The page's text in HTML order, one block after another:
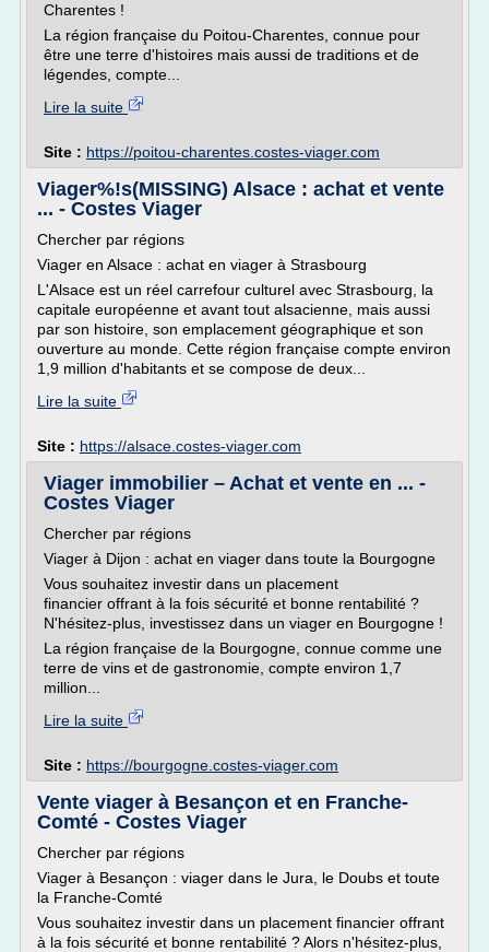
Charentes !
La région française du Poitou-Charentes, connue pour
être une terre d'histoires mais aussi de traditions et de
légendes, compte...
Lire la suite
Site : https://poitou-charentes.costes-viager.com
Viager%!s(MISSING) Alsace : achat et vente
... - Costes Viager
Chercher par régions
Viager en Alsace : achat en viager à Strasbourg
L'Alsace est un réel carrefour culturel avec Strasbourg, la
capitale européenne et avant tout alsacienne, mais aussi
par son histoire, son emplacement géographique et son
ouverture au monde. Cette région française compte environ
1,9 million d'habitants et se compose de deux...
Lire la suite
Site : https://alsace.costes-viager.com
Viager immobilier – Achat et vente en ... -
Costes Viager
Chercher par régions
Viager à Dijon : achat en viager dans toute la Bourgogne
Vous souhaitez investir dans un placement
financier offrant à la fois sécurité et bonne rentabilité ?
N'hésitez-plus, investissez dans un viager en Bourgogne !
La région française de la Bourgogne, connue comme une
terre de vins et de gastronomie, compte environ 1,7
million...
Lire la suite
Site : https://bourgogne.costes-viager.com
Vente viager à Besançon et en Franche-
Comté - Costes Viager
Chercher par régions
Viager à Besançon : viager dans le Jura, le Doubs et toute
la Franche-Comté
Vous souhaitez investir dans un placement financier offrant
à la fois sécurité et bonne rentabilité ? Alors n'hésitez-plus,